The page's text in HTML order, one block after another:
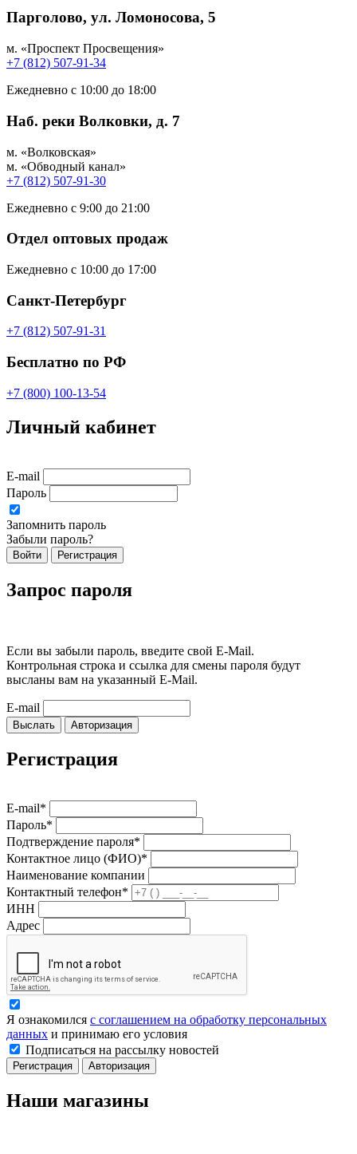
Парголово, ул. Ломоносова, 5
м. «Проспект Просвещения»
+7 (812) 507-91-34
Ежедневно с 10:00 до 18:00
Наб. реки Волковки, д. 7
м. «Волковская»
м. «Обводный канал»
+7 (812) 507-91-30
Ежедневно с 9:00 до 21:00
Отдел оптовых продаж
Ежедневно с 10:00 до 17:00
Санкт-Петербург
+7 (812) 507-91-31
Бесплатно по РФ
+7 (800) 100-13-54
Личный кабинет
E-mail
Пароль
Запомнить пароль
Забыли пароль?
Войти Регистрация
Запрос пароля
Если вы забыли пароль, введите свой E-Mail.
Контрольная строка и ссылка для смены пароля будут
высланы вам на указанный E-Mail.
E-mail
Выслать Авторизация
Регистрация
E-mail*
Пароль*
Подтверждение пароля*
Контактное лицо (ФИО)*
Наименование компании
Контактный телефон*
ИНН
Адрес
Я ознакомился с соглашением на обработку персональных
данных и принимаю его условия
Подписаться на рассылку новостей
Регистрация Авторизация
Наши магазины